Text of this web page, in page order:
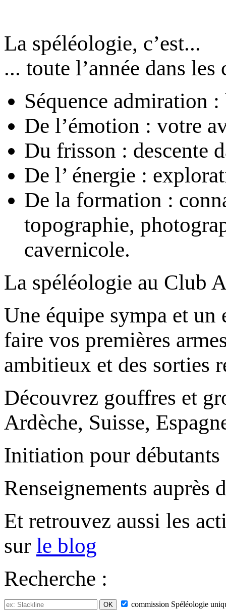
La spéléologie, c’est...
... toute l’année dans les
Séquence admiration
De l’émotion : votre
Du frisson : descente
De l’ énergie :
De la formation :
topographie,
cavernicole.
La spéléologie au Club
Une équipe sympa et un
faire vos premières
ambitieux et des sorties
Découvrez gouffres et
Ardèche, Suisse,
Initiation pour
Renseignements auprès
Et retrouvez aussi les
sur le blog
Recherche :
commission Spéléologie